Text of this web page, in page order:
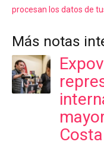
procesan los datos de
Más notas